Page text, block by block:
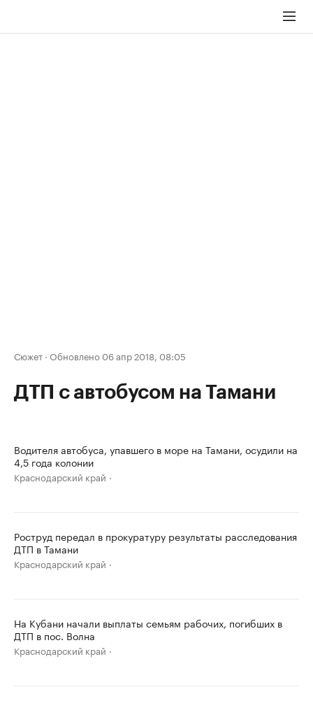
Сюжет · Обновлено 06 апр 2018, 08:05
ДТП с автобусом на Тамани
Водителя автобуса, упавшего в море на Тамани, осудили на
4,5 года колонии
Краснодарский край
Роструд передал в прокуратуру результаты расследования
ДТП в Тамани
Краснодарский край
На Кубани начали выплаты семьям рабочих, погибших в
ДТП в пос. Волна
Краснодарский край